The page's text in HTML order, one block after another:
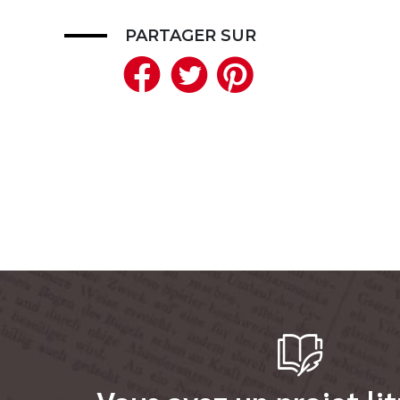
PARTAGER SUR
Facebook
Twitter